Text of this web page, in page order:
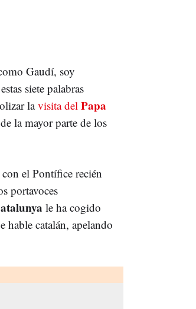
Gaudí, soy
siete palabras
lavisita del Papa
la mayor parte de los
el Pontífice recién
portavoces
le ha cogido
hable catalán, apelando